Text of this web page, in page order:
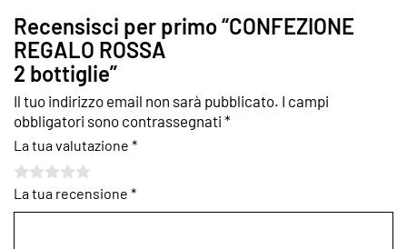
Recensisci per primo “CONFEZIONE
REGALO ROSSA
2 bottiglie”
Il tuo indirizzo email non sarà pubblicato. I campi
obbligatori sono contrassegnati *
La tua valutazione *
La tua recensione *